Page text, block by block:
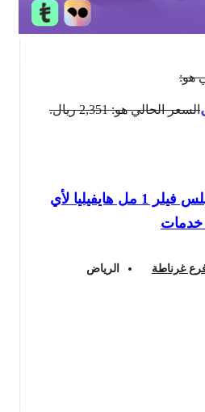
الحالي هو: 2,351 ريال.
باقة العروسة بروف بلس فيلر 1 مل هايفيليا لأي
الرياض